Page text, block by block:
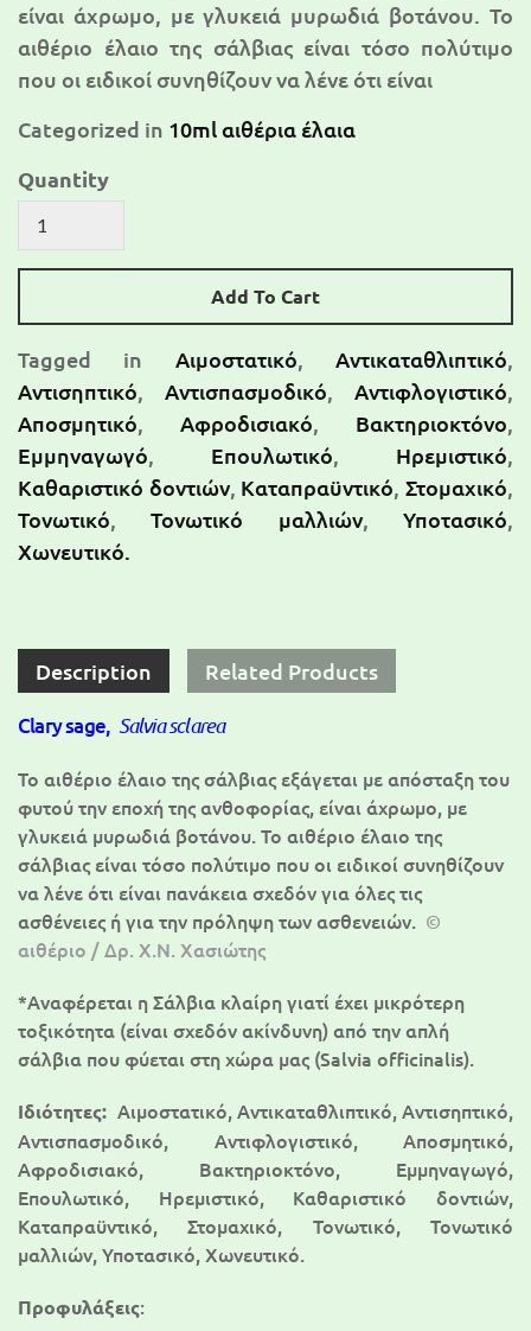
είναι άχρωμο, με γλυκειά μυρωδιά βοτάνου. Το
αιθέριο έλαιο της σάλβιας είναι τόσο πολύτιμο
που οι ειδικοί συνηθίζουν να λένε ότι είναι
Categorized in 10ml αιθέρια έλαια
Quantity
Add To Cart
Tagged in Αιμοστατικό,Αντικαταθλιπτικό,
Αντισηπτικό, Αντισπασμοδικό, Αντιφλογιστικό,
Αποσμητικό, Αφροδισιακό, Βακτηριοκτόνο,
Εμμηναγωγό, Επουλωτικό, Ηρεμιστικό,
Καθαριστικό δοντιών, Καταπραϋντικό,Στομαχικό,
Τονωτικό,Τονωτικό μαλλιών,Υποτασικό,
Χωνευτικό.
Description
Related Products
Clary sage, Salvia sclarea
Το αιθέριο έλαιο της σάλβιας εξάγεται με απόσταξη του
φυτού την εποχή της ανθοφορίας, είναι άχρωμο, με
γλυκειά μυρωδιά βοτάνου. Το αιθέριο έλαιο της
σάλβιας είναι τόσο πολύτιμο που οι ειδικοί συνηθίζουν
να λένε ότι είναι πανάκεια σχεδόν για όλες τις
ασθένειες ή για την πρόληψη των ασθενειών. ©
αιθέριο / Δρ. Χ.Ν. Χασιώτης
*Αναφέρεται η Σάλβια κλαίρη γιατί έχει μικρότερη
τοξικότητα (είναι σχεδόν ακίνδυνη) από την απλή
σάλβια που φύεται στη χώρα μας (Salvia officinalis).
Ιδιότητες: Αιμοστατικό, Αντικαταθλιπτικό, Αντισηπτικό,
Αντισπασμοδικό, Αντιφλογιστικό, Αποσμητικό,
Αφροδισιακό, Βακτηριοκτόνο, Εμμηναγωγό,
Επουλωτικό, Ηρεμιστικό, Καθαριστικό δοντιών,
Καταπραϋντικό, Στομαχικό, Τονωτικό, Τονωτικό
μαλλιών, Υποτασικό, Χωνευτικό.
Προφυλάξεις: